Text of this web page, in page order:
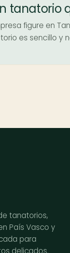
tanatorio
figure en
es sencillo y
tanatorios,
País Vasco y
para
delicados.